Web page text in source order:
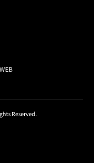
Reserved.